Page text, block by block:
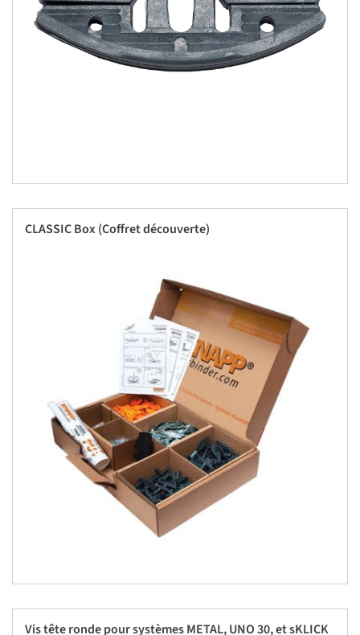
CLASSIC Box (Coffret découverte)
Vis tête ronde pour systèmes METAL, UNO 30, et sKLICK